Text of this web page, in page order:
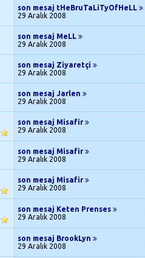
son mesaj tHeBruTaLiTyOfHeLL
29 Aralık 2008
son mesaj MeLL
29 Aralık 2008
son mesaj Ziyaretçi
29 Aralık 2008
son mesaj Jarlen
29 Aralık 2008
son mesaj Misafir
29 Aralık 2008
son mesaj Misafir
29 Aralık 2008
son mesaj Misafir
29 Aralık 2008
son mesaj Keten Prenses
29 Aralık 2008
son mesaj BrookLyn
29 Aralık 2008